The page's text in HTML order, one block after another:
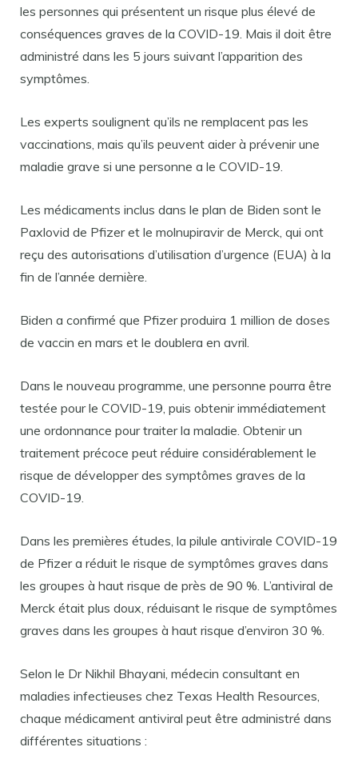
les personnes qui présentent un risque plus élevé de
conséquences graves de la COVID-19. Mais il doit être
administré dans les 5 jours suivant l’apparition des
symptômes.
Les experts soulignent qu’ils ne remplacent pas les
vaccinations, mais qu’ils peuvent aider à prévenir une
maladie grave si une personne a le COVID-19.
Les médicaments inclus dans le plan de Biden sont le
Paxlovid de Pfizer et le molnupiravir de Merck, qui ont
reçu des autorisations d’utilisation d’urgence (EUA) à la
fin de l’année dernière.
Biden a confirmé que Pfizer produira 1 million de doses
de vaccin en mars et le doublera en avril.
Dans le nouveau programme, une personne pourra être
testée pour le COVID-19, puis obtenir immédiatement
une ordonnance pour traiter la maladie. Obtenir un
traitement précoce peut réduire considérablement le
risque de développer des symptômes graves de la
COVID-19.
Dans les premières études, la pilule antivirale COVID-19
de Pfizer a réduit le risque de symptômes graves dans
les groupes à haut risque de près de 90 %. L’antiviral de
Merck était plus doux, réduisant le risque de symptômes
graves dans les groupes à haut risque d’environ 30 %.
Selon le Dr Nikhil Bhayani, médecin consultant en
maladies infectieuses chez Texas Health Resources,
chaque médicament antiviral peut être administré dans
différentes situations :